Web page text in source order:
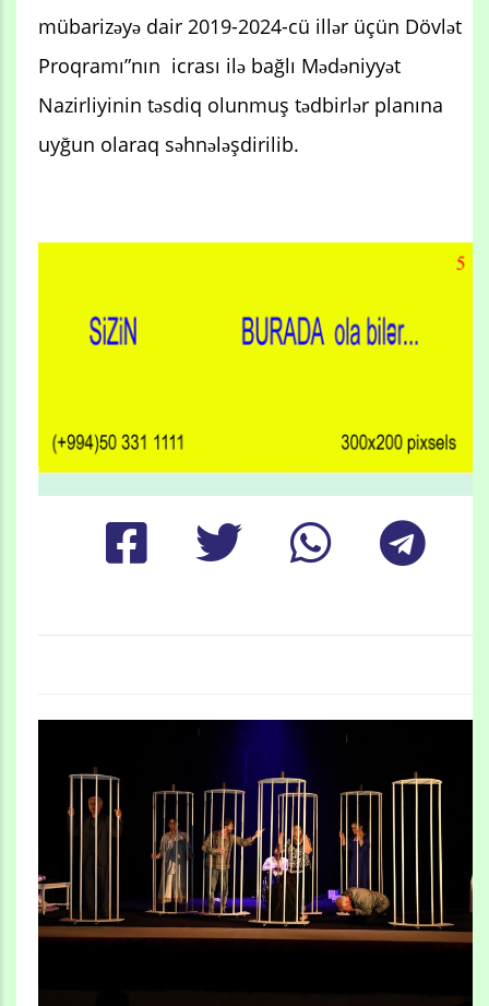
mübarizəyə dair 2019-2024-cü illər üçün Dövlət
Proqramı”nın icrası ilə bağlı Mədəniyyət
Nazirliyinin təsdiq olunmuş tədbirlər planına
uyğun olaraq səhnələşdirilib.